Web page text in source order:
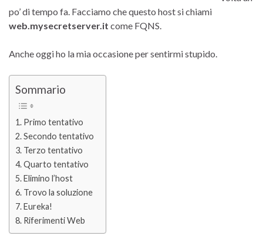
po’ di tempo fa. Facciamo che questo host si chiami
web.mysecretserver.it come FQNS.
Anche oggi ho la mia occasione per sentirmi stupido.
Sommario
Primo tentativo
Secondo tentativo
Terzo tentativo
Quarto tentativo
Elimino l’host
Trovo la soluzione
Eureka!
Riferimenti Web